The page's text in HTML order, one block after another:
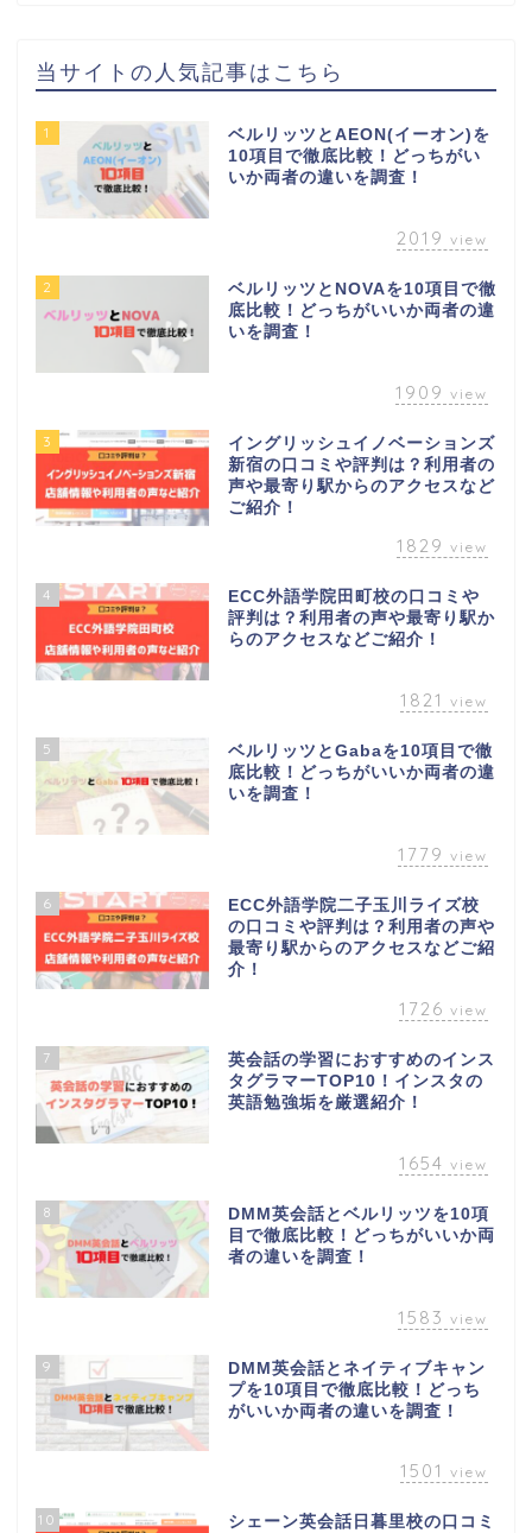
当サイトの人気記事はこちら
1
ベルリッツとAEON(イーオン)を
10項目で徹底比較！どっちがい
いか両者の違いを調査！
2019 view
2
ベルリッツとNOVAを10項目で徹
底比較！どっちがいいか両者の違
いを調査！
1909 view
3
イングリッシュイノベーションズ
新宿の口コミや評判は？利用者の
声や最寄り駅からのアクセスなど
ご紹介！
1829 view
4
ECC外語学院田町校の口コミや
評判は？利用者の声や最寄り駅か
らのアクセスなどご紹介！
1821 view
5
ベルリッツとGabaを10項目で徹
底比較！どっちがいいか両者の違
いを調査！
1779 view
6
ECC外語学院二子玉川ライズ校
の口コミや評判は？利用者の声や
最寄り駅からのアクセスなどご紹
介！
1726 view
7
英会話の学習におすすめのインス
タグラマーTOP10！インスタの
英語勉強垢を厳選紹介！
1654 view
8
DMM英会話とベルリッツを10項
目で徹底比較！どっちがいいか両
者の違いを調査！
1583 view
9
DMM英会話とネイティブキャン
プを10項目で徹底比較！どっち
がいいか両者の違いを調査！
1501 view
10
シェーン英会話日暮里校の口コミ